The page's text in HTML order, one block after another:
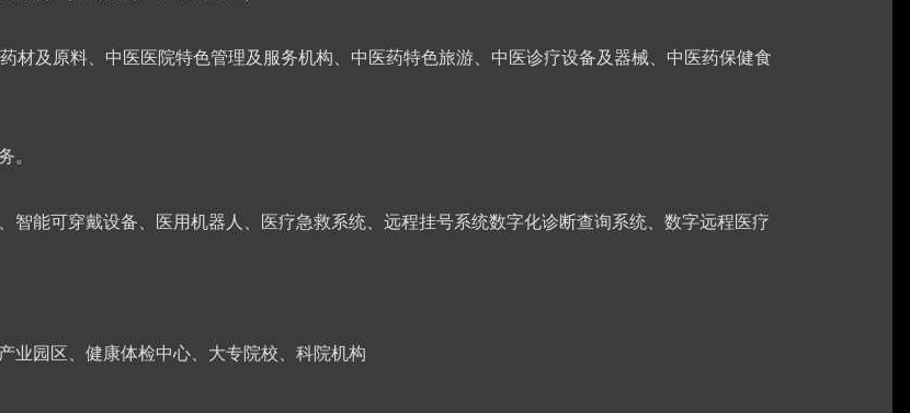
材及原料、中医医院特色管理及服务机构、中医药特色旅游、中医诊疗设备及器械、中医药保健食
。
智能可穿戴设备、医用机器人、医疗急救系统、远程挂号系统数字化诊断查询系统、数字远程医疗
业园区、健康体检中心、大专院校、科院机构